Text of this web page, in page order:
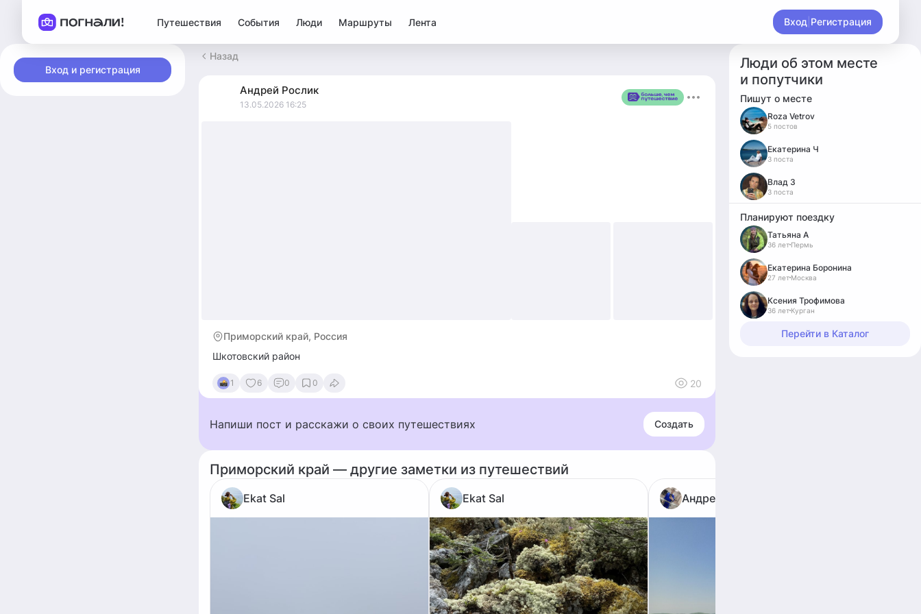
Путешествия События Люди Маршруты Лента Вход Регистрация
Вход и регистрация
Назад
Андрей Рослик
13.05.2026 16:25
Приморский край, Россия
Шкотовский район
1 6 0 0 20
Напиши пост и расскажи о своих путешествиях Создать
Приморский край — другие заметки из путешествий
Ekat Sal Ekat Sal Андрей Рослик
Люди об этом месте
и попутчики
Пишут о месте
Roza Vetrov
5 постов
Екатерина Ч
3 поста
Влад З
3 поста
Планируют поездку
Татьяна А
36 лет Пермь
Екатерина Боронина
27 лет Москва
Ксения Трофимова
36 лет Курган
Перейти в Каталог